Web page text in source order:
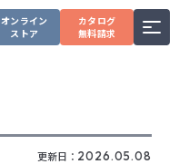
オンライン
ストア
カタログ
無料請求
更新日： 2026.05.08